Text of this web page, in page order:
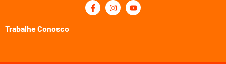
Trabalhe Conosco